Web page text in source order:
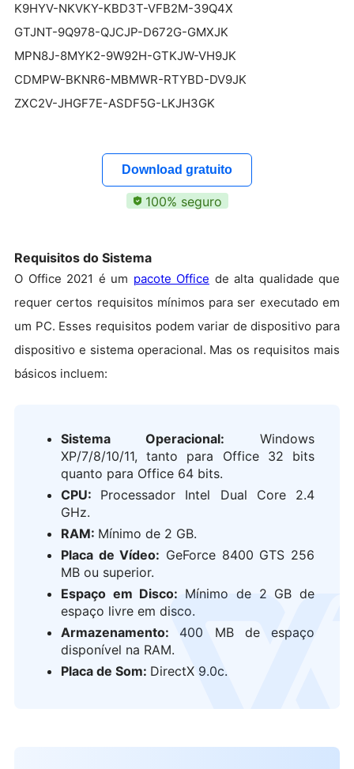
K9HYV-NKVKY-KBD3T-VFB2M-39Q4X
GTJNT-9Q978-QJCJP-D672G-GMXJK
MPN8J-8MYK2-9W92H-GTKJW-VH9JK
CDMPW-BKNR6-MBMWR-RTYBD-DV9JK
ZXC2V-JHGF7E-ASDF5G-LKJH3GK
Download gratuito
100% seguro
Requisitos do Sistema
O Office 2021 é um pacote Office de alta qualidade que
requer certos requisitos mínimos para ser executado em
um PC. Esses requisitos podem variar de dispositivo para
dispositivo e sistema operacional. Mas os requisitos mais
básicos incluem:
Sistema Operacional: Windows
XP/7/8/10/11, tanto para Office 32 bits
quanto para Office 64 bits.
CPU: Processador Intel Dual Core 2.4
GHz.
RAM: Mínimo de 2 GB.
Placa de Vídeo: GeForce 8400 GTS 256
MB ou superior.
Espaço em Disco: Mínimo de 2 GB de
espaço livre em disco.
Armazenamento: 400 MB de espaço
disponível na RAM.
Placa de Som: DirectX 9.0c.
logo